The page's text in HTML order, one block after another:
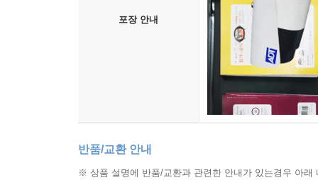
포장 안내
반품/교환 안내
※ 상품 설명에 반품/교환과 관련한 안내가 있는경우 아